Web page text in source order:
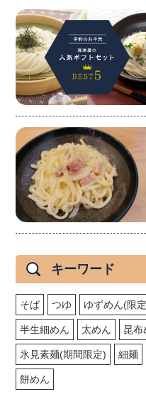
キーワード
そば つゆ ゆずめん(限
半生細めん 太めん 昆布
氷見素麺(期間限定) 細麺
餅めん